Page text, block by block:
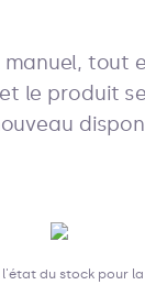
tout
le produit
l'état du stock pour